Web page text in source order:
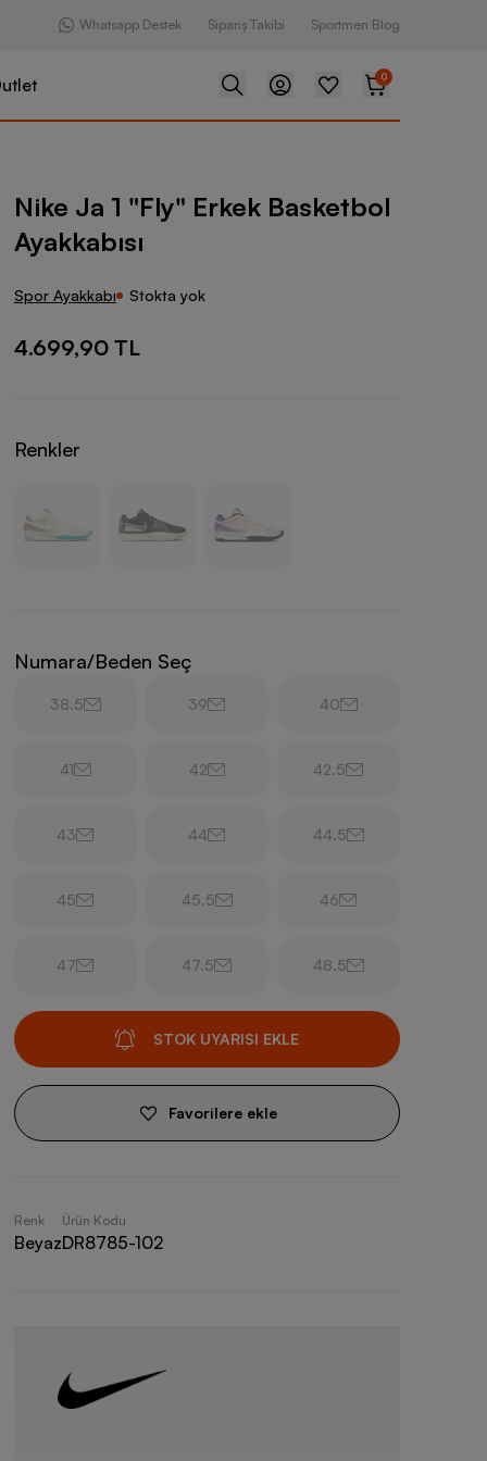
Whatsapp Destek Sipariş Takibi Sportmen Blog
0
Erkek Basketbol Ayakkabısı
Nike Ja 1 "Fly" Erkek Basketbol
Ayakkabısı
Spor Ayakkabı Stokta yok
4.699,90 TL
Renkler
Numara/Beden Seç
38.5 39 40
41 42 42.5
43 44 44.5
45 45.5 46
47 47.5 48.5
STOK UYARISI EKLE
Favorilere ekle
Renk
Beyaz
Ürün Kodu
DR8785-102